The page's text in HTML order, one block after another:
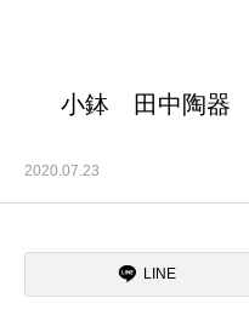
小鉢 田中陶器
2020.07.23
LINE